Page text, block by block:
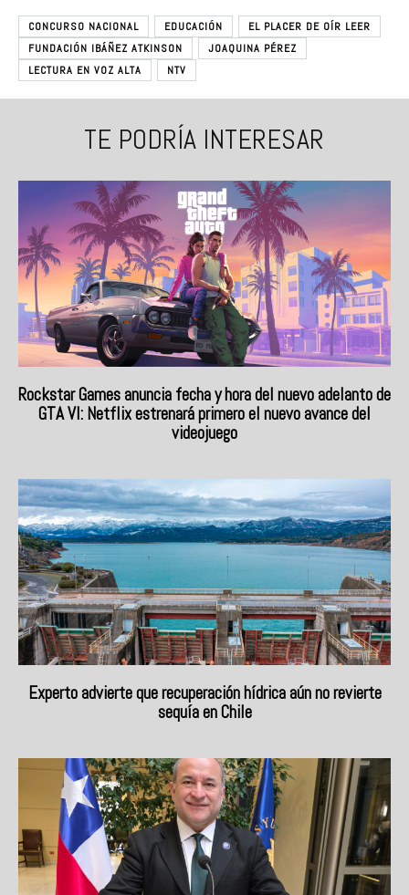
CONCURSO NACIONAL EDUCACIÓN
EL PLACER DE OÍR LEER
FUNDACIÓN IBÁÑEZ ATKINSON
JOAQUINA PÉREZ
LECTURA EN VOZ ALTA
NTV
TE PODRÍA INTERESAR
Rockstar Games anuncia fecha y hora del nuevo adelanto de
GTA VI: Netflix estrenará primero el nuevo avance del
videojuego
Experto advierte que recuperación hídrica aún no revierte
sequía en Chile